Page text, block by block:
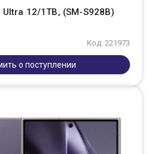
12/1TB, (SM-S928B)
Код: 221973
о поступлении